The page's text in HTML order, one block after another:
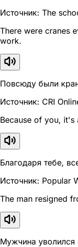
Источник: The
There were cranes
work.
Повсюду были
Источник: CRI
Because of you, it's
Благодаря тебе,
Источник: Popular
The man resigned
Мужчина уволился